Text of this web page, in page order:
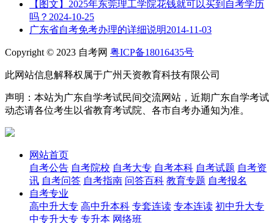
【图文】2025年东莞理工学院花钱就可以买到自考学历
吗？ 2024-10-25
广东省自考免考办理的详细说明2014-11-03
Copyright © 2023 自考网 粤ICP备18016435号
此网站信息解释权属于广州天资教育科技有限公司
声明：本站为广东自学考试民间交流网站，近期广东自学考试
动态请各位考生以省教育考试院、各市自考办通知为准。
网站首页
自考公告 自考院校 自考大专 自考本科 自考试题 自考资
讯 自考问答 自考指南 问答百科 教育专题 自考报名
自考专业
高中升大专 高中升本科 专套连读 专本连读 初中升大专
中专升大专 专升本 网络班